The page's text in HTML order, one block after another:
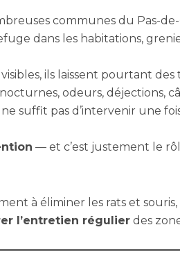
communes du Pas-de-
dans les habitations,
ils laissent pourtant des
odeurs, déjections,
suffit pas d’intervenir une
— et c’est justement le
à éliminer les rats et souris,
l’entretien régulier des